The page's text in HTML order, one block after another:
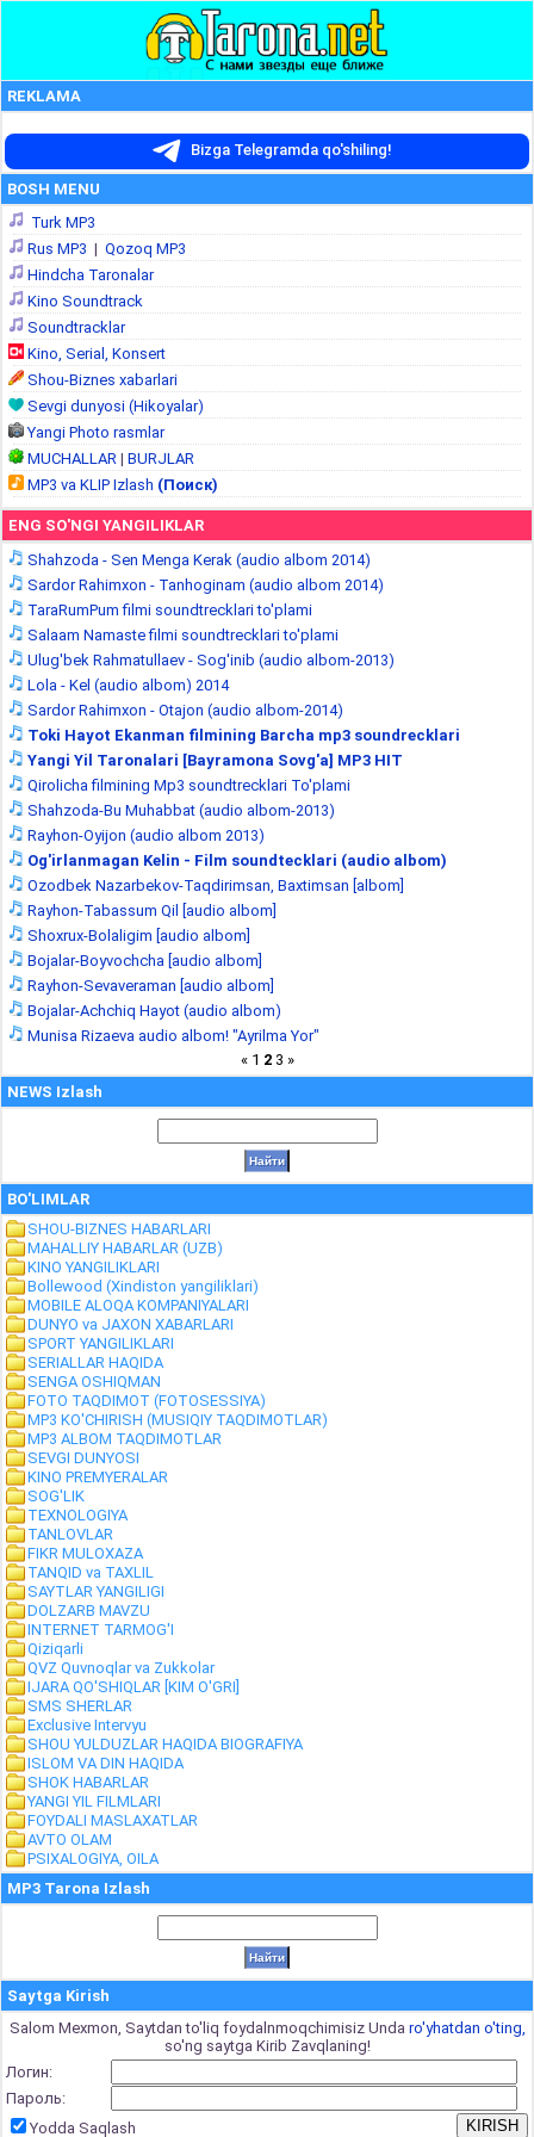
REKLAMA
Bizga Telegramda qo'shiling!
BOSH MENU
Turk MP3
Rus MP3 | Qozoq MP3
Hindcha Taronalar
Kino Soundtrack
Soundtracklar
Kino, Serial, Konsert
Shou-Biznes xabarlari
Sevgi dunyosi (Hikoyalar)
Yangi Photo rasmlar
MUCHALLAR | BURJLAR
MP3 va KLIP Izlash (Поиск)
ENG SO'NGI YANGILIKLAR
Shahzoda - Sen Menga Kerak (audio albom 2014)
Sardor Rahimxon - Tanhoginam (audio albom 2014)
TaraRumPum filmi soundtrecklari to'plami
Salaam Namaste filmi soundtrecklari to'plami
Ulug'bek Rahmatullaev - Sog'inib (audio albom-2013)
Lola - Kel (audio albom) 2014
Sardor Rahimxon - Otajon (audio albom-2014)
Toki Hayot Ekanman filmining Barcha mp3 soundrecklari
Yangi Yil Taronalari [Bayramona Sovg'a] MP3 HIT
Qirolicha filmining Mp3 soundtrecklari To'plami
Shahzoda-Bu Muhabbat (audio albom-2013)
Rayhon-Oyijon (audio albom 2013)
Og'irlanmagan Kelin - Film soundtecklari (audio albom)
Ozodbek Nazarbekov-Taqdirimsan, Baxtimsan [albom]
Rayhon-Tabassum Qil [audio albom]
Shoxrux-Bolaligim [audio albom]
Bojalar-Boyvochcha [audio albom]
Rayhon-Sevaveraman [audio albom]
Bojalar-Achchiq Hayot (audio albom)
Munisa Rizaeva audio albom! "Ayrilma Yor"
« 1 2 3 »
NEWS Izlash
BO'LIMLAR
SHOU-BIZNES HABARLARI
MAHALLIY HABARLAR (UZB)
KINO YANGILIKLARI
Bollewood (Xindiston yangiliklari)
MOBILE ALOQA KOMPANIYALARI
DUNYO va JAXON XABARLARI
SPORT YANGILIKLARI
SERIALLAR HAQIDA
SENGA OSHIQMAN
FOTO TAQDIMOT (FOTOSESSIYA)
MP3 KO'CHIRISH (MUSIQIY TAQDIMOTLAR)
MP3 ALBOM TAQDIMOTLAR
SEVGI DUNYOSI
KINO PREMYERALAR
SOG'LIK
TEXNOLOGIYA
TANLOVLAR
FIKR MULOXAZA
TANQID va TAXLIL
SAYTLAR YANGILIGI
DOLZARB MAVZU
INTERNET TARMOG'I
Qiziqarli
QVZ Quvnoqlar va Zukkolar
IJARA QO'SHIQLAR [KIM O'GRI]
SMS SHERLAR
Exclusive Intervyu
SHOU YULDUZLAR HAQIDA BIOGRAFIYA
ISLOM VA DIN HAQIDA
SHOK HABARLAR
YANGI YIL FILMLARI
FOYDALI MASLAXATLAR
AVTO OLAM
PSIXALOGIYA, OILA
MP3 Tarona Izlash
Saytga Kirish
Salom Mexmon, Saytdan to'liq foydalnmoqchimisiz Unda ro'yhatdan o'ting,
so'ng saytga Kirib Zavqlaning!
Логин:
Пароль:
Yodda Saqlash